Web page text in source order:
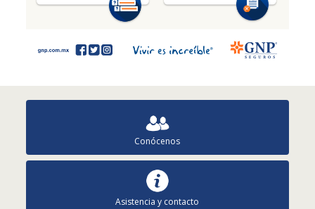
Conócenos
Asistencia y contacto